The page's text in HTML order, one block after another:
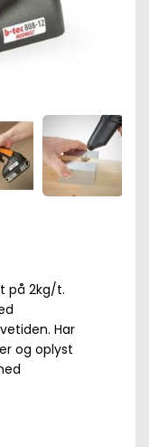
på 2kg/t.
Har
og oplyst